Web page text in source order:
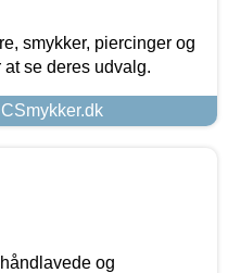
smykker, piercinger og
se deres udvalg.
og